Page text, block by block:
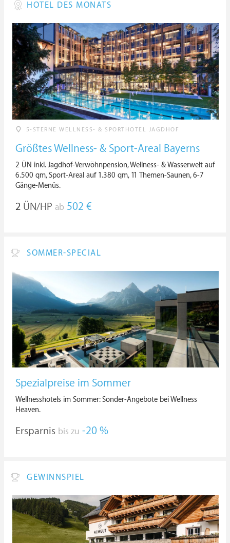
HOTEL DES MONATS
5-STERNE WELLNESS- & SPORTHOTEL JAGDHOF
Größtes Wellness- & Sport-Areal Bayerns
2 ÜN inkl. Jagdhof-Verwöhnpension, Wellness- & Wasserwelt auf
6.500 qm, Sport-Areal auf 1.380 qm, 11 Themen-Saunen, 6-7
Gänge-Menüs.
2 ÜN/HP ab 502 €
SOMMER-SPECIAL
Spezialpreise im Sommer
Wellnesshotels im Sommer: Sonder-Angebote bei Wellness
Heaven.
Ersparnis bis zu -20 %
GEWINNSPIEL